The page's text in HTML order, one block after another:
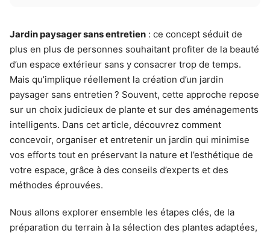
Jardin paysager sans entretien : ce concept séduit de
plus en plus de personnes souhaitant profiter de la beauté
d’un espace extérieur sans y consacrer trop de temps.
Mais qu’implique réellement la création d’un jardin
paysager sans entretien ? Souvent, cette approche repose
sur un choix judicieux de plante et sur des aménagements
intelligents. Dans cet article, découvrez comment
concevoir, organiser et entretenir un jardin qui minimise
vos efforts tout en préservant la nature et l’esthétique de
votre espace, grâce à des conseils d’experts et des
méthodes éprouvées.
Nous allons explorer ensemble les étapes clés, de la
préparation du terrain à la sélection des plantes adaptées,